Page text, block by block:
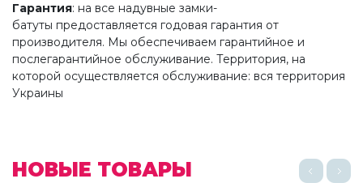
Гарантия: на все надувные замки-
батуты предоставляется годовая гарантия от
производителя. Мы обеспечиваем гарантийное и
послегарантийное обслуживание. Территория, на
которой осуществляется обслуживание: вся территория
Украины
НОВЫЕ ТОВАРЫ